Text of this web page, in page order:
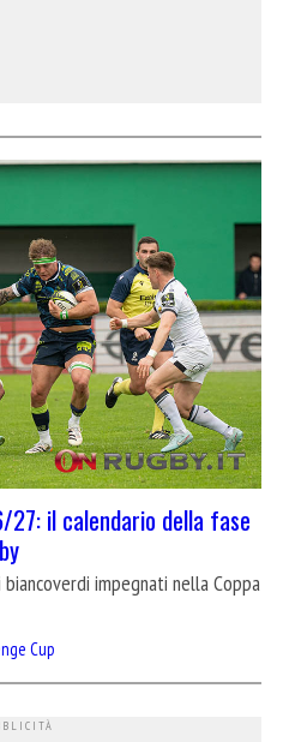
27: il calendario della fase
impegnati nella Coppa
Cup